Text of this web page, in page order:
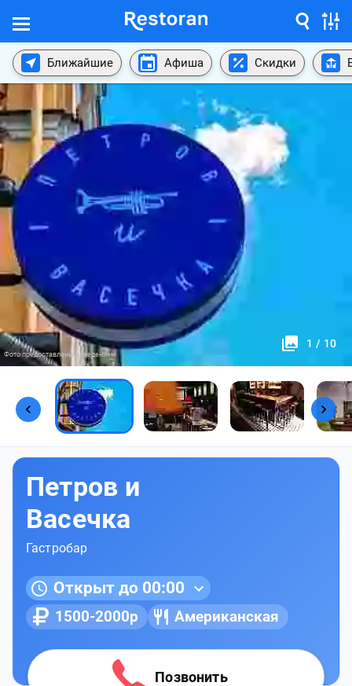
Ближайшие Афиша Скидки
1 / 10
Фото предоставлены заведением
Петров и
Васечка
Гастробар
Открыт до 00:00
1500-2000р Американская
Позвонить